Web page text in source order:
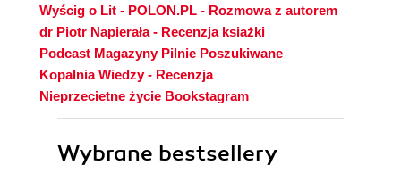
Wyścig o Lit - POLON.PL - Rozmowa z autorem
dr Piotr Napierała - Recenzja ksiażki
Podcast Magazyny Pilnie Poszukiwane
Kopalnia Wiedzy - Recenzja
Nieprzecietne życie Bookstagram
Wybrane bestsellery